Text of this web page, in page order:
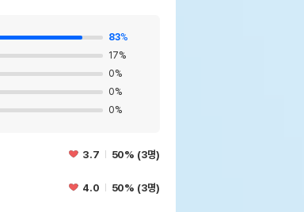
83%
17%
0%
0%
0%
3.7 50% (3명)
4.0 50% (3명)